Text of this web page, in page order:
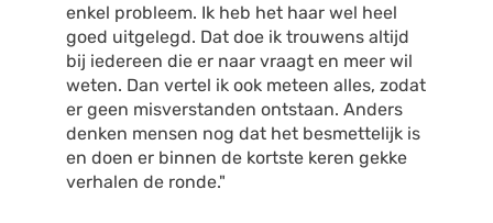
enkel probleem. Ik heb het haar wel heel
goed uitgelegd. Dat doe ik trouwens altijd
bij iedereen die er naar vraagt en meer wil
weten. Dan vertel ik ook meteen alles, zodat
er geen misverstanden ontstaan. Anders
denken mensen nog dat het besmettelijk is
en doen er binnen de kortste keren gekke
verhalen de ronde."